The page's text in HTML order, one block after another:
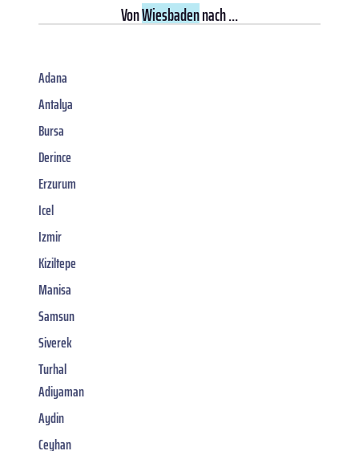
VonWiesbadennach ...
Adana
Antalya
Bursa
Derince
Erzurum
Icel
Izmir
Kiziltepe
Manisa
Samsun
Siverek
Turhal
Adiyaman
Aydin
Ceyhan